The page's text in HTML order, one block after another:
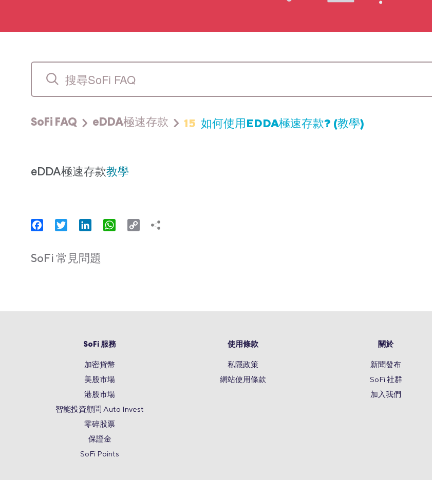
SoFi FAQ eDDA極速存款 15 如何使用EDDA極速存款? (教學)
eDDA極速存款教學
FacebookTwitter LinkedInWhatsApp
Copy
SoFi 常見問題
SoFi 服務
加密貨幣
美股市場
港股市場
智能投資顧問 Auto Invest
零碎股票
保證金
SoFi Points
使用條款
私隱政策
網站使用條款
關於
新聞發布
SoFi 社群
加入我們